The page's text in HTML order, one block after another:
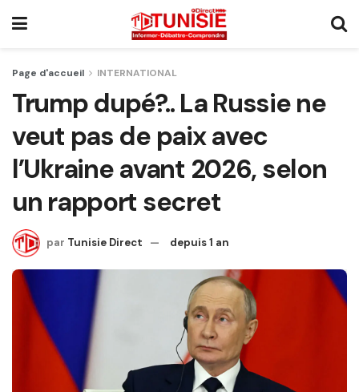
Page d'accueil INTERNATIONAL
Trump dupé?.. La Russie ne
veut pas de paix avec
l’Ukraine avant 2026, selon
un rapport secret
par Tunisie Direct depuis 1 an